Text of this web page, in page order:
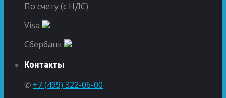
По счету (с НДС)
Visa
Сбербанк
Контакты
✆ +7 (499) 322-06-00